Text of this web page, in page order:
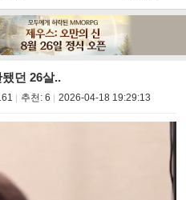
on/off
쓰
던 26살..
추천: 6 2026-04-18 19:29:13